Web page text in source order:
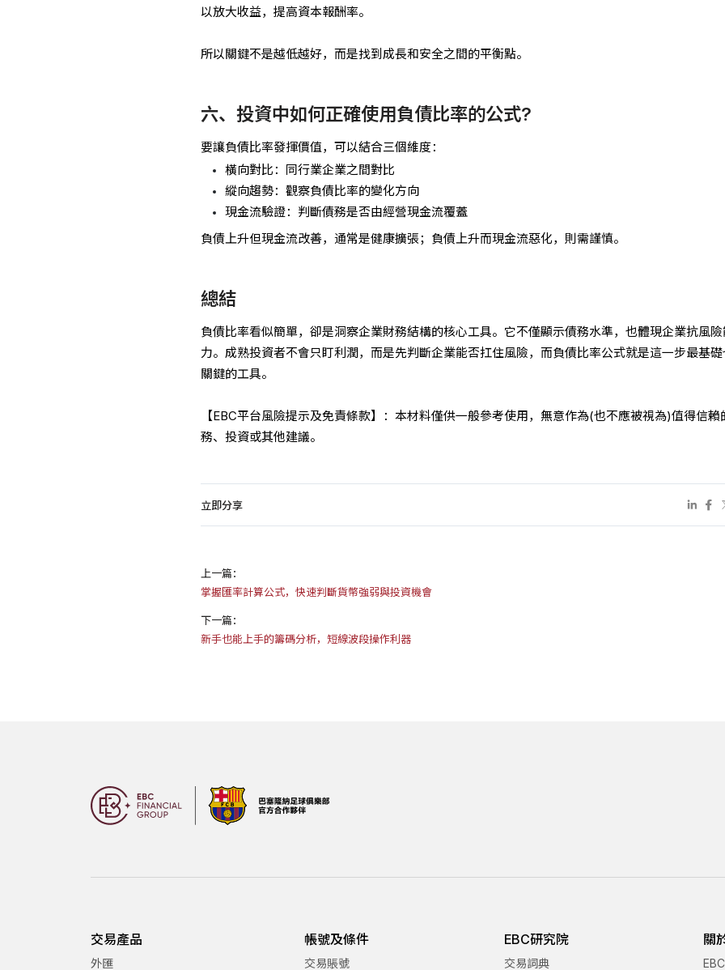
以放大收益，提高資本報酬率。
所以關鍵不是越低越好，而是找到成長和安全之間的平衡點。
六、投資中如何正確使用負債比率的公式?
要讓負債比率發揮價值，可以結合三個維度：
橫向對比：同行業企業之間對比
縱向趨勢：觀察負債比率的變化方向
現金流驗證：判斷債務是否由經營現金流覆蓋
負債上升但現金流改善，通常是健康擴張；負債上升而現金流惡化，則需謹慎。
總結
負債比率看似簡單，卻是洞察企業財務結構的核心工具。它不僅顯示債務水準，也體現企業抗風
力。成熟投資者不會只盯利潤，而是先判斷企業能否扛住風險，而負債比率公式就是這一步最基
關鍵的工具。
【EBC平台風險提示及免責條款】：本材料僅供一般參考使用，無意作為(也不應被視為)值得信賴
務、投資或其他建議。
立即分享
上一篇：
掌握匯率計算公式，快速判斷貨幣強弱與投資機會
下一篇：
新手也能上手的籌碼分析，短線波段操作利器
交易產品
外匯
帳號及條件
交易賬號
EBC研究院
交易詞典
關